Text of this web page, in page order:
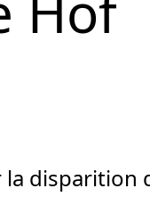
disparition